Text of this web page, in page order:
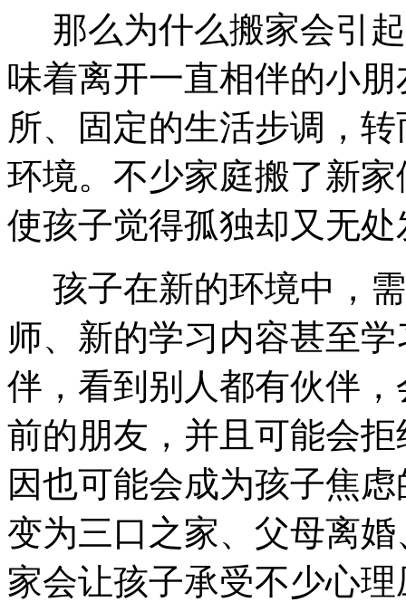
那么为什么搬家会引
味着离开一直相伴的小
所、固定的生活步调，
环境。不少家庭搬了新
使孩子觉得孤独却又无
孩子在新的环境中，
师、新的学习内容甚至
伴，看到别人都有伙伴
前的朋友，并且可能会
因也可能会成为孩子焦
变为三口之家、父母离
家会让孩子承受不少心